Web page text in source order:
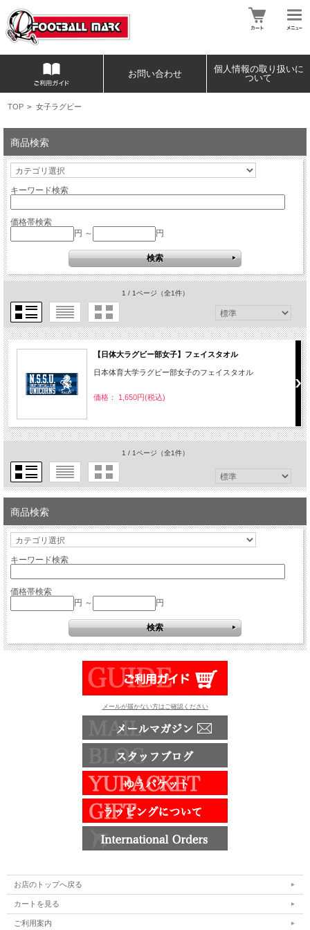
お問い合わせ
個人情報の取り扱いに
ついて
TOP > 女子ラグビー
商品検索
キーワード検索
価格帯検索
円 ～
円
1 / 1ページ （全1件）
【日体大ラグビー部女子】フェイスタオル
日本体育大学ラグビー部女子のフェイスタオル
価格： 1,650円(税込)
1 / 1ページ （全1件）
商品検索
キーワード検索
価格帯検索
円 ～
円
メールが届かない方はご確認ください
お店のトップへ戻る
カートを見る
ご利用案内